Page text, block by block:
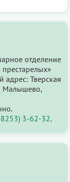
отделение
Тверская
Малышево,
3-62-32.